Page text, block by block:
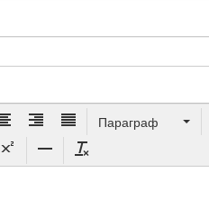
Параграф